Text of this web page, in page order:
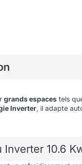
grands espaces tels
Inverter, il adapte
10.6